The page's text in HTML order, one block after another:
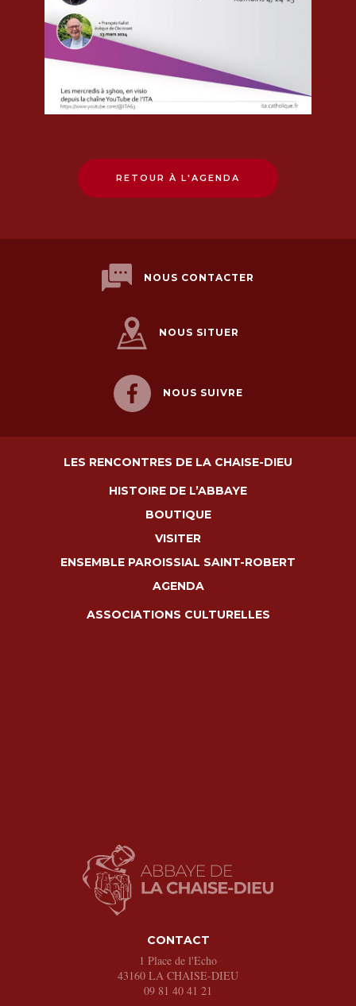
RETOUR À L'AGENDA
NOUS CONTACTER
NOUS SITUER
NOUS SUIVRE
LES RENCONTRES DE LA CHAISE-DIEU
HISTOIRE DE L’ABBAYE
BOUTIQUE
VISITER
ENSEMBLE PAROISSIAL SAINT-ROBERT
AGENDA
ASSOCIATIONS CULTURELLES
CONTACT
1 Place de l'Echo
43160 LA CHAISE-DIEU
09 81 40 41 21